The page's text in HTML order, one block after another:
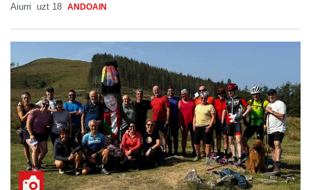
Aiurri uzt 18 ANDOAIN